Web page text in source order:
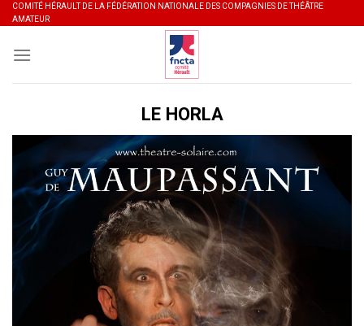
Skip
to
content
COMITÉ HÉRAULT DE LA FÉDÉRATION NATIONALE DES COMPAGNIES DE THÉÂTRE
AMATEUR
LE HORLA